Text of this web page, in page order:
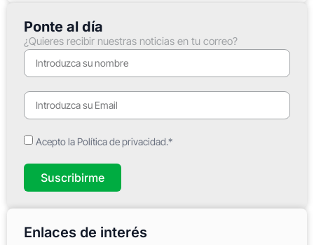
Ponte al día
¿Quieres recibir nuestras noticias en tu correo?
Acepto la Política de privacidad.*
Suscribirme
Enlaces de interés